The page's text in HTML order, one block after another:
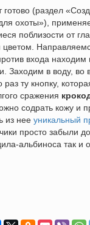
готово (раздел
охоты»),
поблизости от
цветом.
входа находим
Заходим в воду, во
ту кнопку,
сражения
содрать кожу и
из нее уникальный
просто забыли
альбиноса так и